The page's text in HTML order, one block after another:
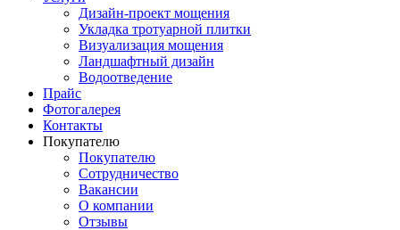
Дизайн-проект мощения
Укладка тротуарной плитки
Визуализация мощения
Ландшафтный дизайн
Водоотведение
Прайс
Фотогалерея
Контакты
Покупателю
Покупателю
Сотрудничество
Вакансии
О компании
Отзывы